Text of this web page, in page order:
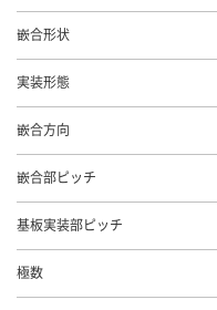
嵌合形状
実装形態
嵌合方向
嵌合部ピッチ
基板実装部ピッチ
極数